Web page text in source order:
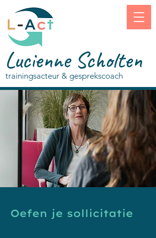
Lucienne Scholten
trainingsacteur & gesprekscoach
Oefen je sollicitatie